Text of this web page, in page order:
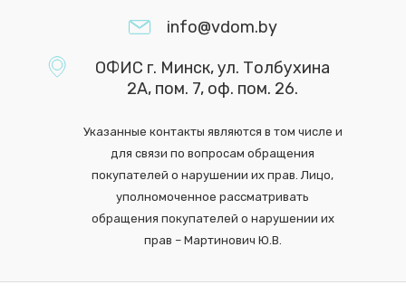
info@vdom.by
ОФИС г. Минск, ул. Толбухина
2А, пом. 7, оф. пом. 26.
Указанные контакты являются в том числе и
для связи по вопросам обращения
покупателей о нарушении их прав. Лицо,
уполномоченное рассматривать
обращения покупателей о нарушении их
прав – Мартинович Ю.В.